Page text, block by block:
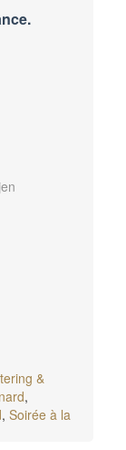
&
,
, Soirée à la